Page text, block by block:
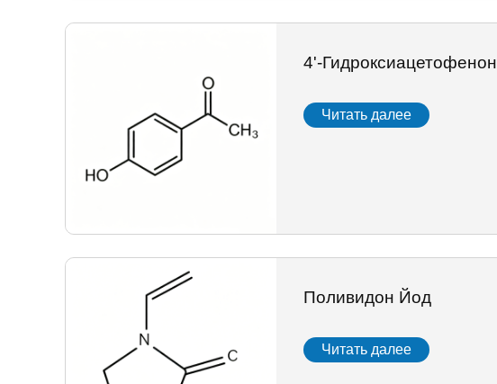
4'-Гидроксиацетофенон
Читать далее
Поливидон Йод
Читать далее